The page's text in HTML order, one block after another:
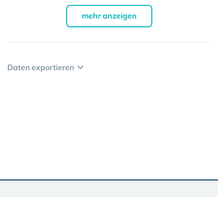
mehr anzeigen
Daten exportieren